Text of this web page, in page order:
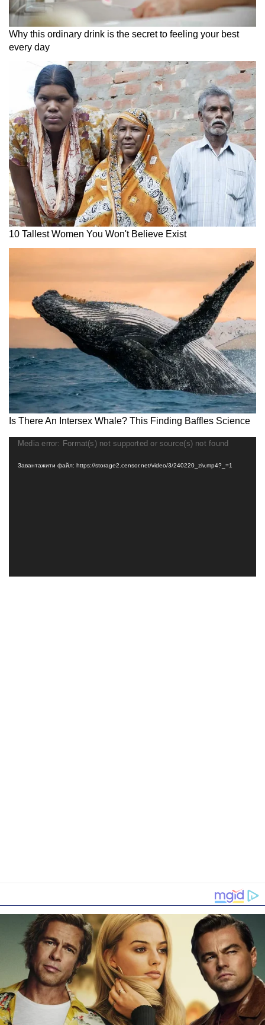
Відеопрогравач
Media error: Format(s) not supported or source(s) not found
Завантажити файл: https://storage2.censor.net/video/3/240220_ziv.mp4?_=1